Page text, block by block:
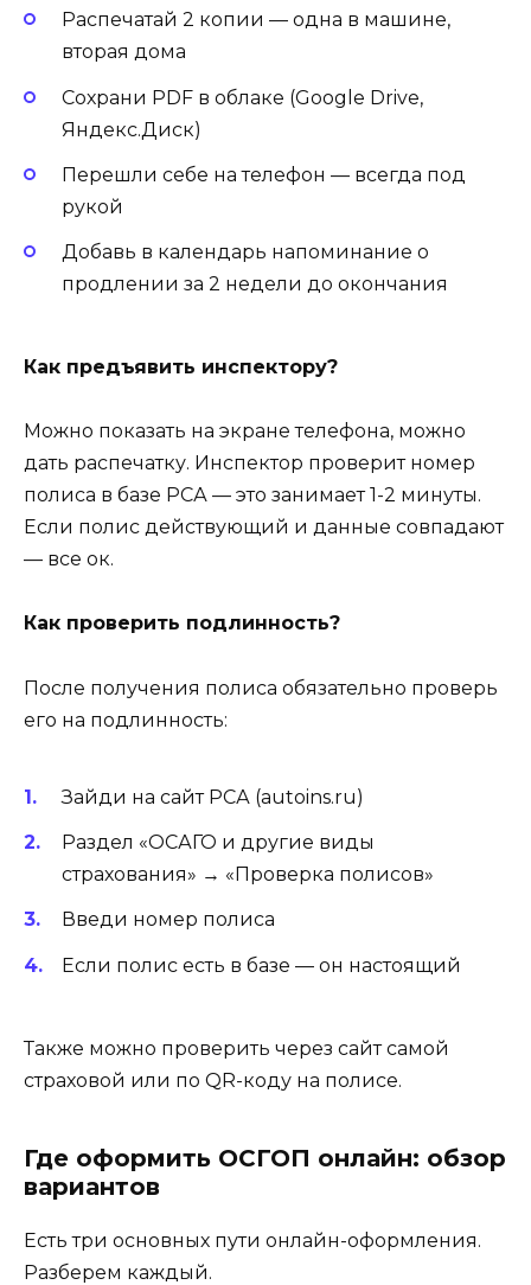
Распечатай 2 копии — одна в машине,
вторая дома
Сохрани PDF в облаке (Google Drive,
Яндекс.Диск)
Перешли себе на телефон — всегда под
рукой
Добавь в календарь напоминание о
продлении за 2 недели до окончания
Как предъявить инспектору?
Можно показать на экране телефона, можно
дать распечатку. Инспектор проверит номер
полиса в базе РСА — это занимает 1-2 минуты.
Если полис действующий и данные совпадают
— все ок.
Как проверить подлинность?
После получения полиса обязательно проверь
его на подлинность:
Зайди на сайт РСА (autoins.ru)
Раздел «ОСАГО и другие виды
страхования» → «Проверка полисов»
Введи номер полиса
Если полис есть в базе — он настоящий
Также можно проверить через сайт самой
страховой или по QR-коду на полисе.
Где оформить ОСГОП онлайн: обзор
вариантов
Есть три основных пути онлайн-оформления.
Разберем каждый.